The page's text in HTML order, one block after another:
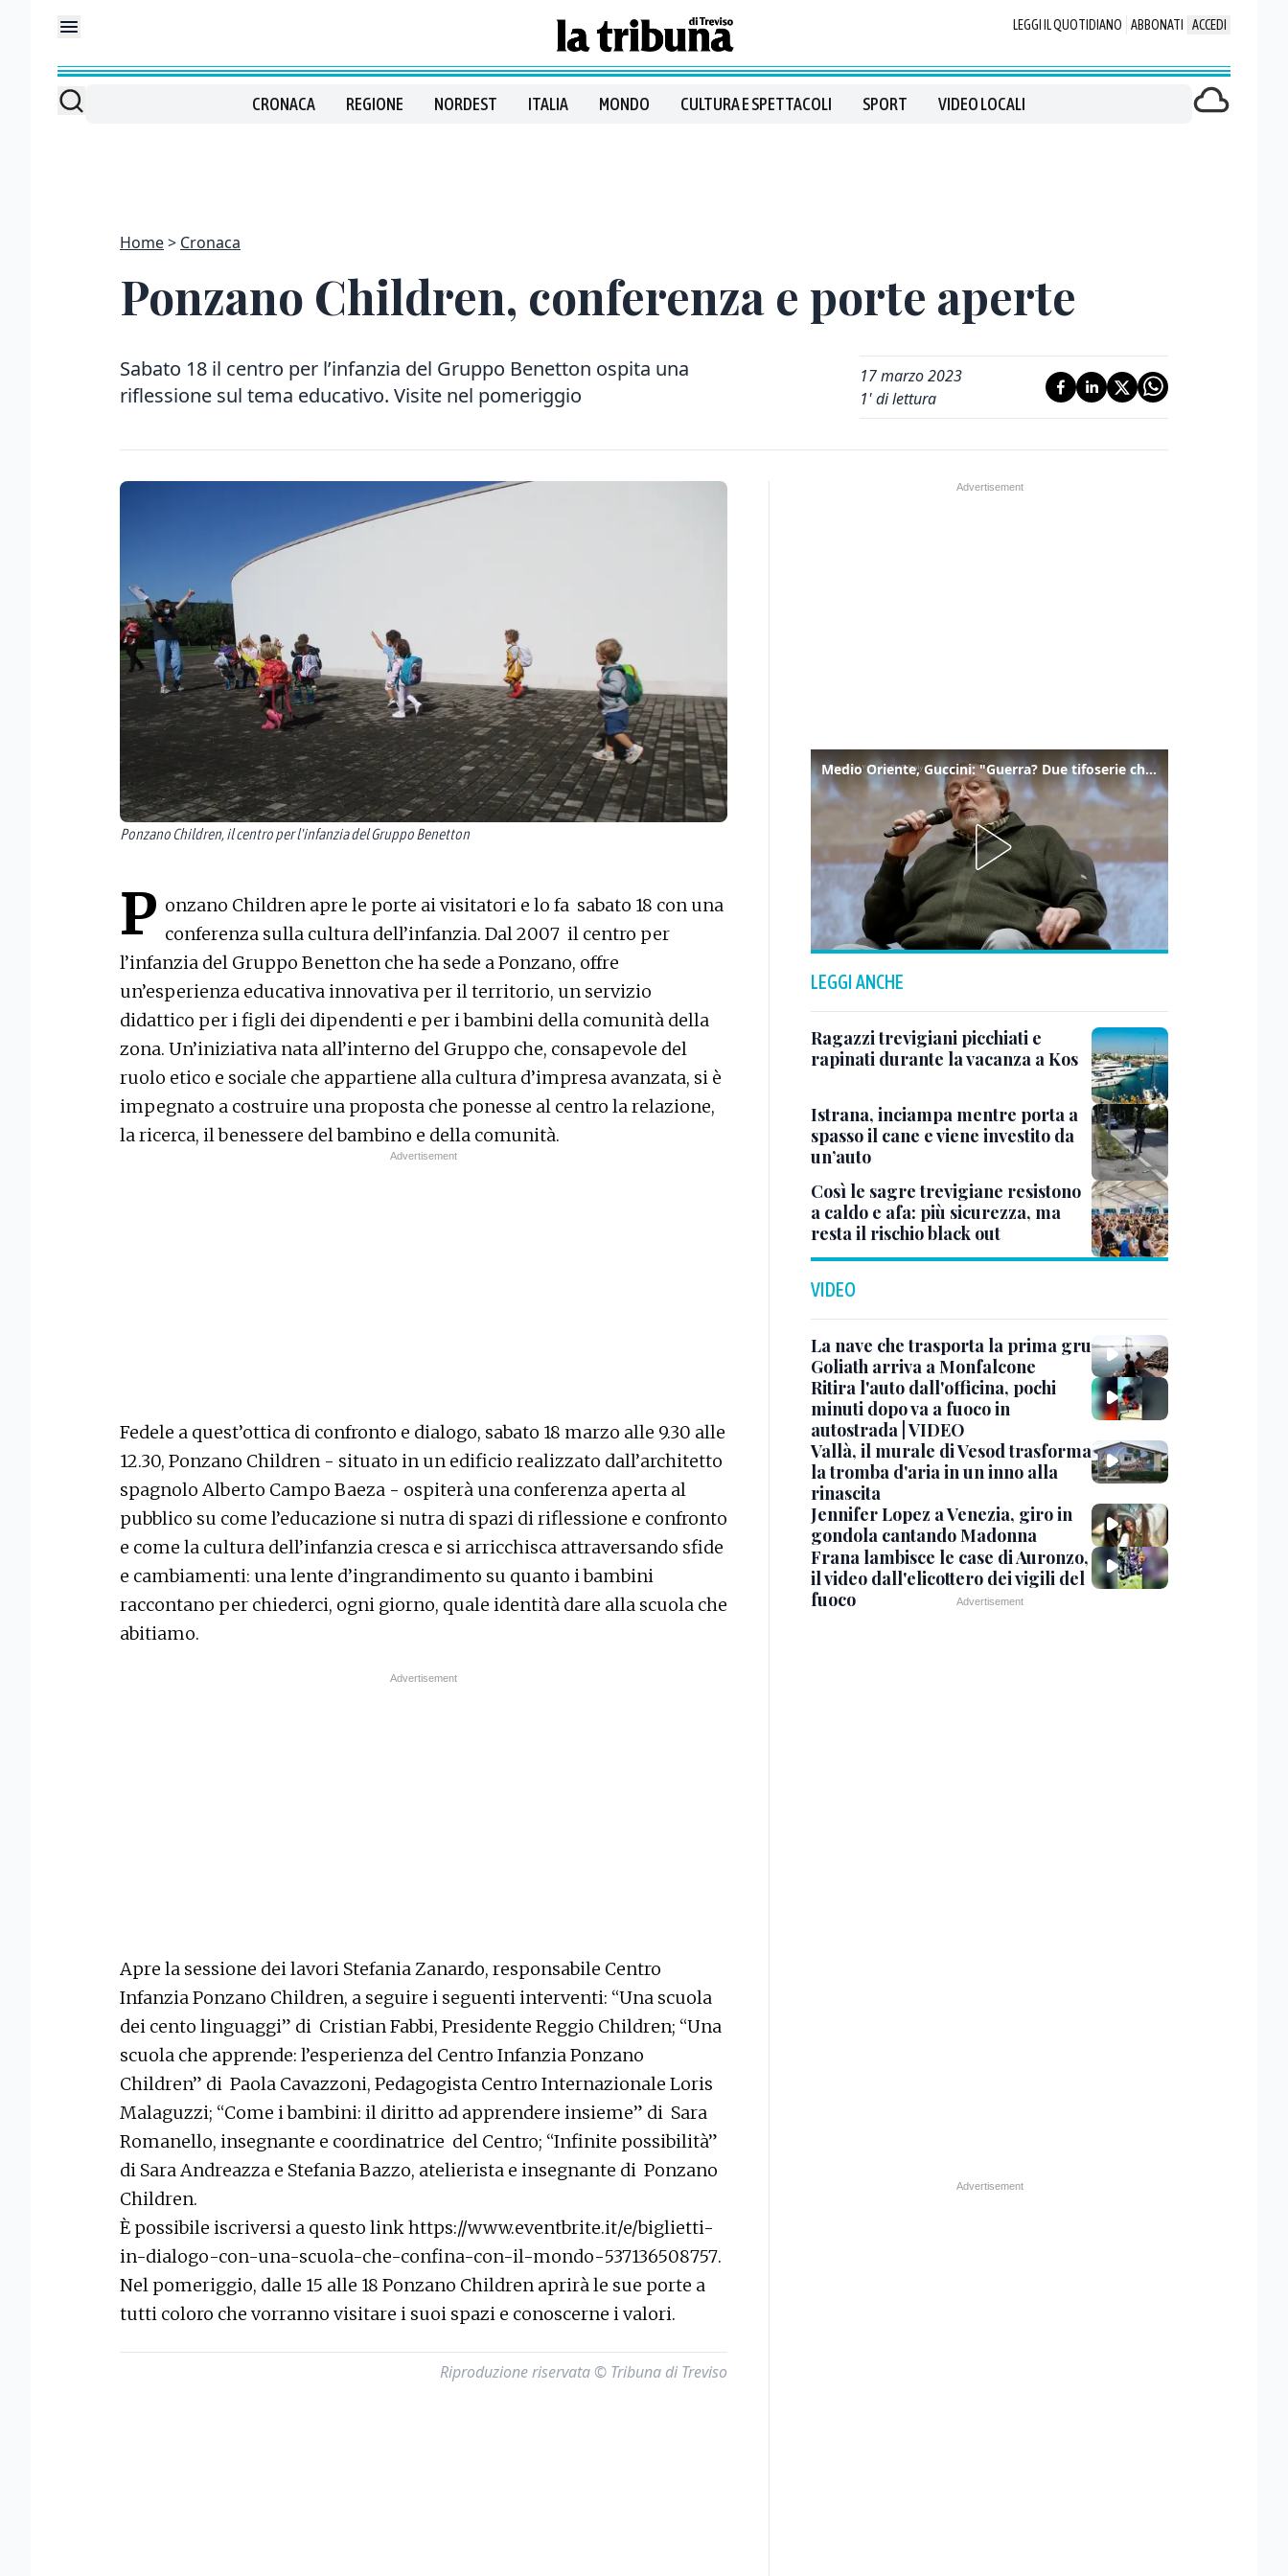
LEGGI IL QUOTIDIANO ABBONATI ACCEDI
CRONACA REGIONE NORDEST ITALIA MONDO CULTURA E SPETTACOLI SPORT VIDEO LOCALI
Home Cronaca
Ponzano Children, conferenza e porte aperte
Sabato 18 il centro per l’infanzia del Gruppo Benetton ospita una
riflessione sul tema educativo. Visite nel pomeriggio
17 marzo 2023
1' di lettura
Ponzano Children, il centro per l'infanzia del Gruppo Benetton
P onzano Children apre le porte ai visitatori e lo fa sabato 18 con una
conferenza sulla cultura dell’infanzia. Dal 2007 il centro per
l’infanzia del Gruppo Benetton che ha sede a Ponzano, offre
un’esperienza educativa innovativa per il territorio, un servizio
didattico per i figli dei dipendenti e per i bambini della comunità della
zona. Un’iniziativa nata all’interno del Gruppo che, consapevole del
ruolo etico e sociale che appartiene alla cultura d’impresa avanzata, si è
impegnato a costruire una proposta che ponesse al centro la relazione,
la ricerca, il benessere del bambino e della comunità.
Fedele a quest’ottica di confronto e dialogo, sabato 18 marzo alle 9.30 alle
12.30, Ponzano Children - situato in un edificio realizzato dall’architetto
spagnolo Alberto Campo Baeza - ospiterà una conferenza aperta al
pubblico su come l’educazione si nutra di spazi di riflessione e confronto
e come la cultura dell’infanzia cresca e si arricchisca attraversando sfide
e cambiamenti: una lente d’ingrandimento su quanto i bambini
raccontano per chiederci, ogni giorno, quale identità dare alla scuola che
abitiamo.
Apre la sessione dei lavori Stefania Zanardo, responsabile Centro
Infanzia Ponzano Children, a seguire i seguenti interventi: “Una scuola
dei cento linguaggi” di Cristian Fabbi, Presidente Reggio Children; “Una
scuola che apprende: l’esperienza del Centro Infanzia Ponzano
Children” di Paola Cavazzoni, Pedagogista Centro Internazionale Loris
Malaguzzi; “Come i bambini: il diritto ad apprendere insieme” di Sara
Romanello, insegnante e coordinatrice del Centro; “Infinite possibilità”
di Sara Andreazza e Stefania Bazzo, atelierista e insegnante di Ponzano
Children.
È possibile iscriversi a questo linkhttps://www.eventbrite.it/e/biglietti-
in-dialogo-con-una-scuola-che-confina-con-il-mondo-537136508757.
Nel pomeriggio, dalle 15 alle 18 Ponzano Children aprirà le sue porte a
tutti coloro che vorranno visitare i suoi spazi e conoscerne i valori.
Riproduzione riservata © Tribuna di Treviso
Medio Oriente, Guccini: "Guerra? Due tifoserie che si urlano contro e dimenticano vittime"
LEGGI ANCHE
Ragazzi trevigiani picchiati e
rapinati durante la vacanza a Kos
Istrana, inciampa mentre porta a
spasso il cane e viene investito da
un’auto
Così le sagre trevigiane resistono
a caldo e afa: più sicurezza, ma
resta il rischio black out
VIDEO
La nave che trasporta la prima gru
Goliath arriva a Monfalcone
Ritira l'auto dall'officina, pochi
minuti dopo va a fuoco in
autostrada | VIDEO
Vallà, il murale di Vesod trasforma
la tromba d'aria in un inno alla
rinascita
Jennifer Lopez a Venezia, giro in
gondola cantando Madonna
Frana lambisce le case di Auronzo,
il video dall'elicottero dei vigili del
fuoco